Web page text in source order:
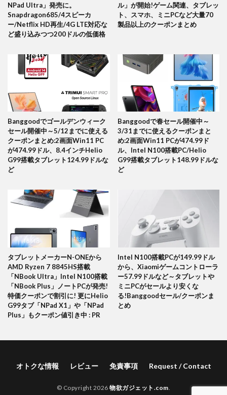
NPad Ultra」発売に。
Snapdragon685/4スピーカ
ー/Netflix HD再生/4G LTE対応な
ど盛り込みつつ200ドルの低価格
ル」が開始!ゲーム関連、タブレッ
ト、スマホ、ミニPCなど大量70
製品以上のクーポンまとめ
Banggoodでゴールデンウィーク
セール開催中～5/12までに使える
クーポンまとめ:2画面Win11 PC
が474.99ドル、8.4インチHelio
G99搭載タブレット124.99ドルな
ど
Banggoodで春セール開催中～
3/31までに使えるクーポンまと
め:2画面Win11 PCが474.99ド
ル、Intel N100搭載PC/Helio
G99搭載タブレット148.99ドルな
ど
タブレットメーカーN-ONEから
AMD Ryzen 7 8845HS搭載
「NBook Ultra」Intel N100搭載
「NBook Plus」ノートPCが発売!
特価クーポンで割引に! 更にHelio
G99タブ「NPad X1」や「NPad
Plus」もクーポン値引き中 : PR
Intel N100搭載PCが149.99ドル
から、Xiaomiゲームコントローラ
ー57.99ドルなど～タブレットや
ミニPCがセールより安くな
る!Banggoodセール/クーポンま
とめ
オトクな情報 レビュー 免責事項 Request / Contact
© Copyright 2026物欲ガジェット.com